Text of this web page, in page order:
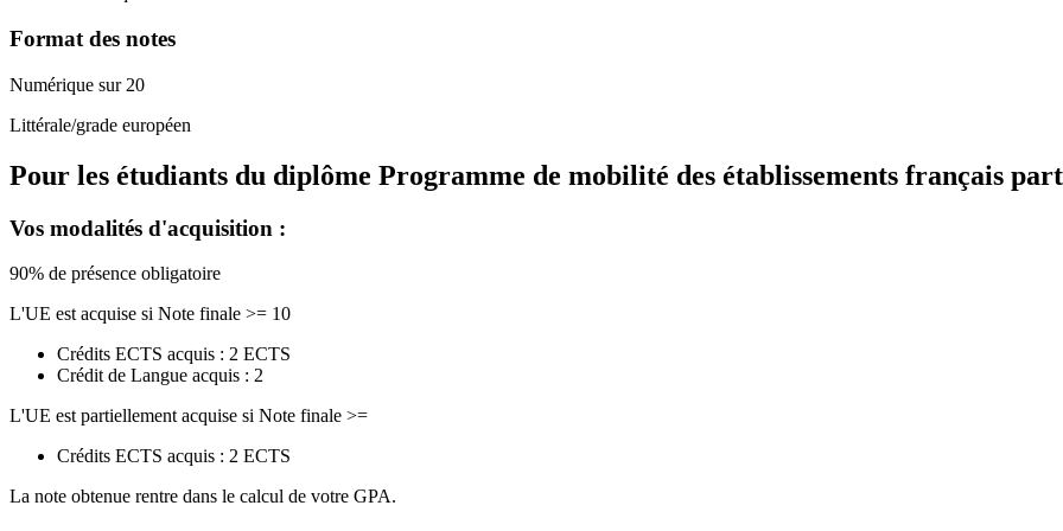
Format des notes
Numérique sur 20
Littérale/grade européen
Pour les étudiants du diplôme Programme de mobilité des établissements français
Vos modalités d'acquisition :
90% de présence obligatoire
L'UE est acquise si Note finale >= 10
Crédits ECTS acquis : 2 ECTS
Crédit de Langue acquis : 2
L'UE est partiellement acquise si Note finale >=
Crédits ECTS acquis : 2 ECTS
La note obtenue rentre dans le calcul de votre GPA.